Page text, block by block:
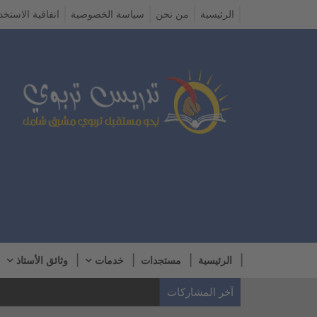
الرئيسية من نحن سياسة الخصوصية اتفاقية
الرئيسية مستجدات خدمات وثائق الأستاذ
آخر المشاركات